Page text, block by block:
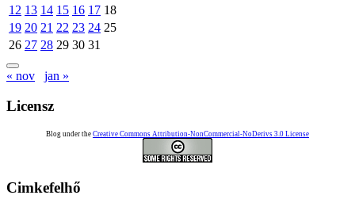
12 13 14 15 16 17 18
19 20 21 22 23 24 25
26 27 28 29 30 31
« nov jan »
Licensz
Blog under the Creative Commons Attribution-NonCommercial-NoDerivs 3.0 License
Cimkefelhő